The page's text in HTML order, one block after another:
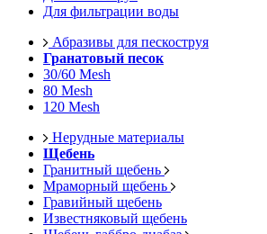
Для фильтрации воды
Абразивы для пескоструя
Гранатовый песок
30/60 Mesh
80 Mesh
120 Mesh
Нерудные материалы
Щебень
Гранитный щебень
Мраморный щебень
Гравийный щебень
Известняковый щебень